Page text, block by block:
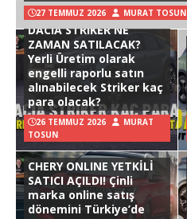
27 TEMMUZ 2026 MURAT TOSUN
DACIA STRIKER NE
ZAMAN SATILACAK?
Yerli Üretim olarak
engelli raporlu satın
alınabilecek Striker kaç
para olacak?
26 TEMMUZ 2026
MURAT
TOSUN
CHERY ONLINE YETKİLİ
SATICI AÇILDI! Çinli
marka online satış
dönemini Türkiye’de